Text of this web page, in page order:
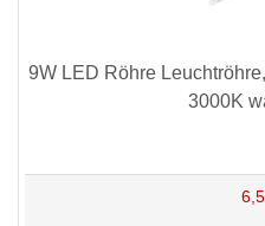
9W LED Röhre
3000K